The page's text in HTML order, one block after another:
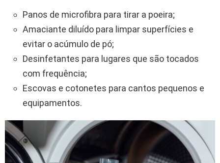
Panos de microfibra para tirar a poeira;
Amaciante diluído para limpar superfícies e
evitar o acúmulo de pó;
Desinfetantes para lugares que são tocados
com frequência;
Escovas e cotonetes para cantos pequenos e
equipamentos.